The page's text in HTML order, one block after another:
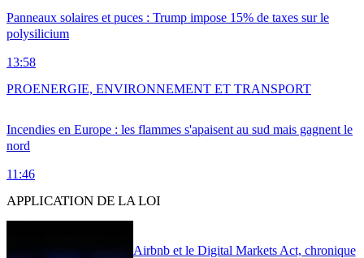
Panneaux solaires et puces : Trump impose 15% de taxes sur le
polysilicium
13:58
Incendies en Europe : les flammes s'apaisent au sud mais gagnent le
nord
11:46
PROENERGIE, ENVIRONNEMENT ET TRANSPORT
APPLICATION DE LA LOI
Airbnb et le Digital Markets Act, chronique